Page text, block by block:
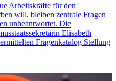
Arbeitskräfte für den
will, bleiben zentrale Fragen
unbeantwortet. Die
Elisabeth
Fragenkatalog Stellung